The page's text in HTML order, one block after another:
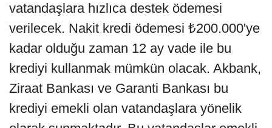
vatandaşlara hızlıca destek ödemesi
verilecek. Nakit kredi ödemesi ₺200.000'ye
kadar olduğu zaman 12 ay vade ile bu
krediyi kullanmak mümkün olacak. Akbank,
Ziraat Bankası ve Garanti Bankası bu
krediyi emekli olan vatandaşlara yönelik